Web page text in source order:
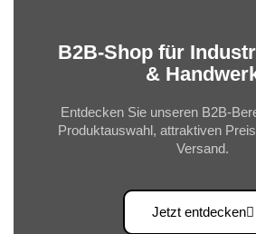
B2B-Shop für
&
Entdecken Sie unseren B2B-
Produktauswahl, attraktiven
Versand.
Jetzt entdecken